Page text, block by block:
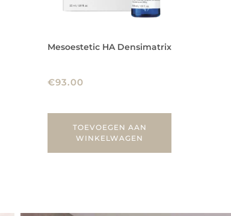
Mesoestetic HA Densimatrix
€93.00
TOEVOEGEN AAN
WINKELWAGEN